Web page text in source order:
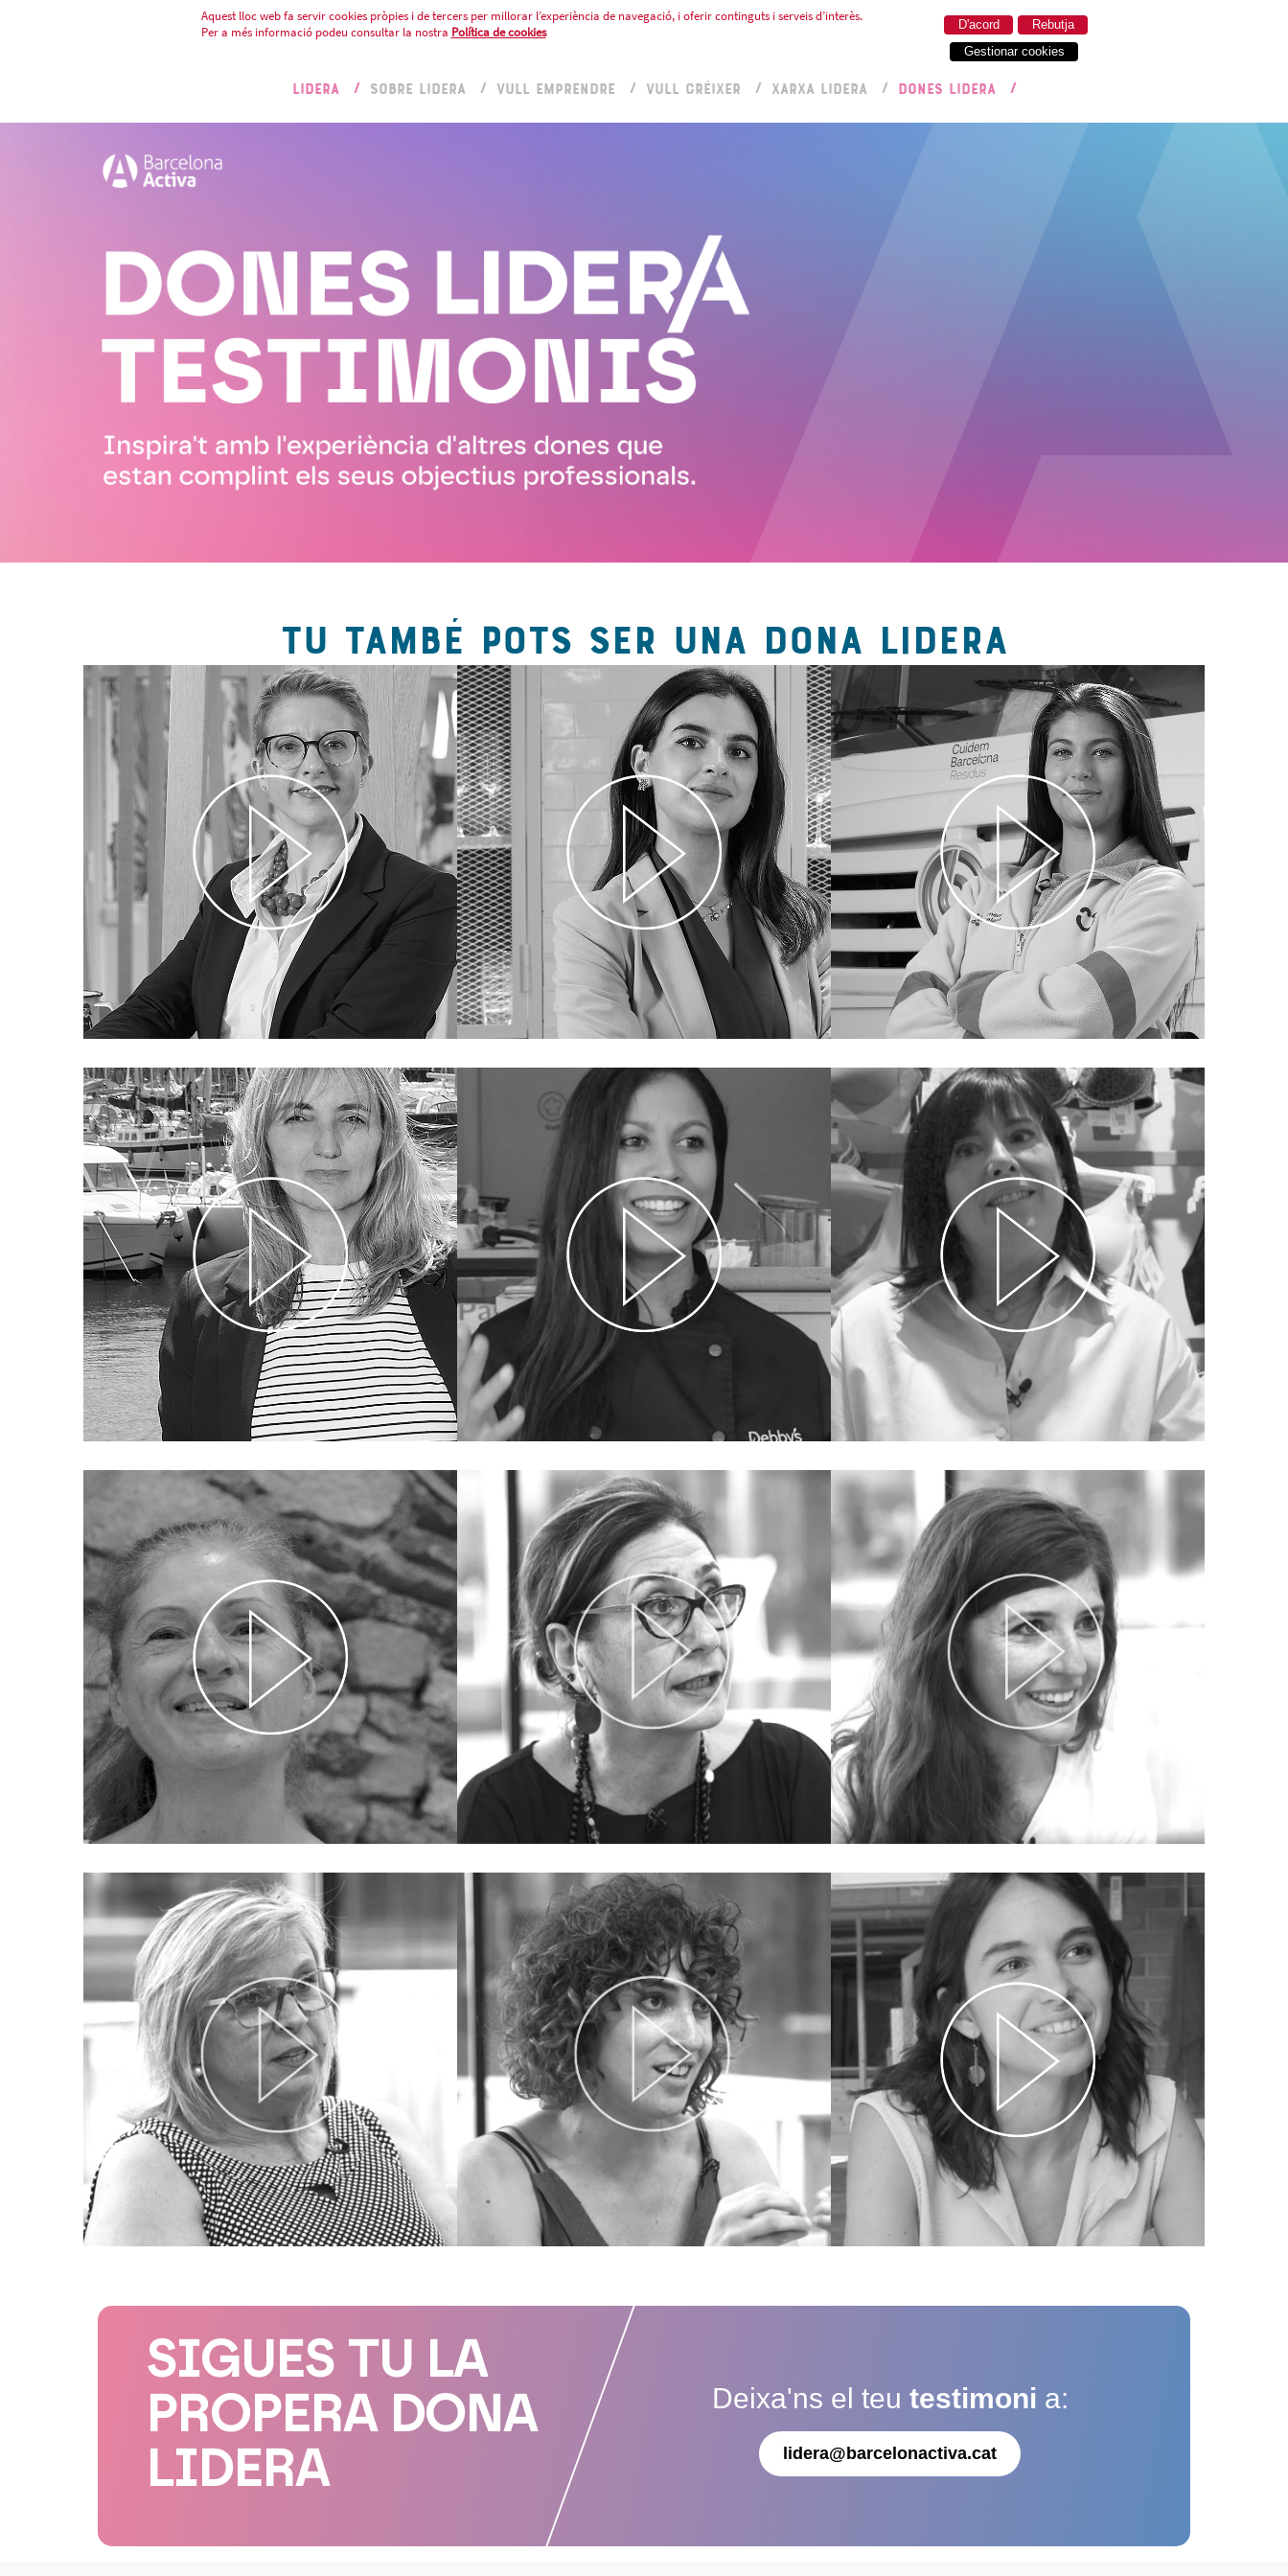
Aquest lloc web fa servir cookies pròpies i de tercers per millorar l’experiència de navegació, i oferir continguts i serveis d’interès.
Per a més informació podeu consultar la nostra Política de cookies Rebutja
D'acord
Gestionar cookies
LIDERA SOBRE LIDERA VULL EMPRENDRE VULL CRÉIXER XARXA LIDERA DONES LIDERA
TU TAMBÉ POTS SER UNA DONA LIDERA
SIGUES TU LA
PROPERA DONA
LIDERA
Deixa'ns el teu testimoni a:
lidera@barcelonactiva.cat